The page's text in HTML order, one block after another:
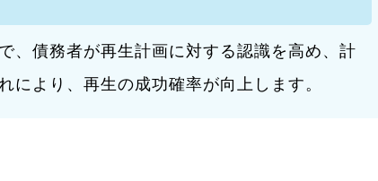
、債務者が再生計画に対する認識を高め、計
により、再生の成功確率が向上します。